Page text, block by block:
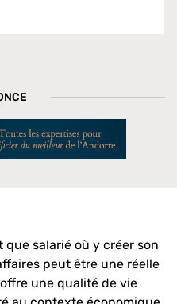
salarié où y créer son
peut être une réelle
une qualité de vie